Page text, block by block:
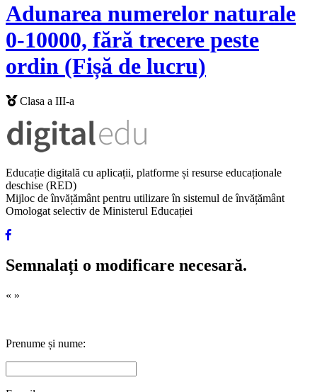
Adunarea numerelor naturale
0-10000, fără trecere peste
ordin (Fișă de lucru)
Clasa a III-a
Educație digitală cu aplicații, platforme și resurse educaționale
deschise (RED)
Mijloc de învățământ pentru utilizare în sistemul de învățământ
Omologat selectiv de Ministerul Educației
Semnalați o modificare necesară.
« »
Prenume și nume: